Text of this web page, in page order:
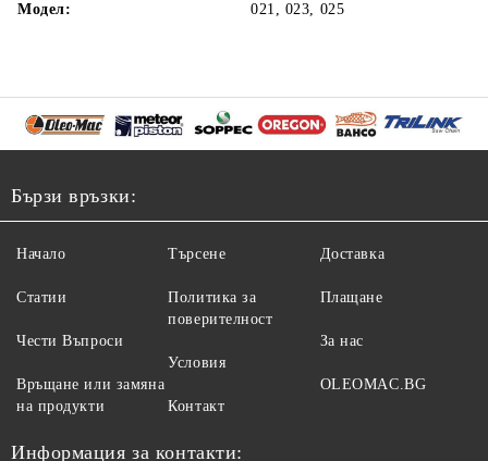
Модел:
021, 023, 025
Бързи връзки:
Начало
Статии
Чести Въпроси
Връщане или замяна
на продукти
Търсене
Политика за
поверителност
Условия
Контакт
Доставка
Плащане
За нас
OLEOMAC.BG
Информация за контакти: